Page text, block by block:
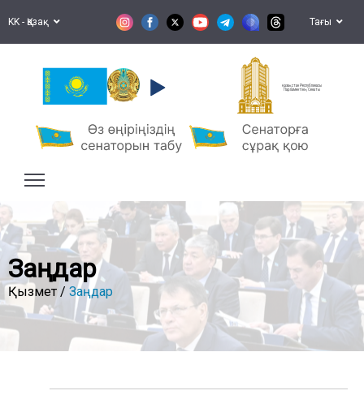
KK - Қазақ Тағы
Қазақстан Республикасы
Парламентінің Сенаты
Заңдар
Қызмет / Заңдар